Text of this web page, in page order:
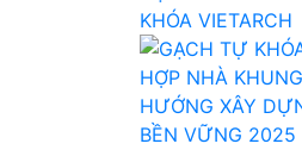
KHÓA VIETARCH